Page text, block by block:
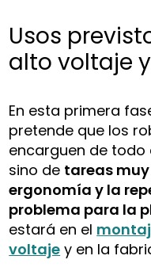
Usos
alto voltaje
En esta primera
pretende que los
encarguen de
sino de tareas
ergonomía y la
problema para la
estará en el
voltaje y en la